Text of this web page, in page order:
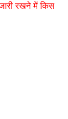
रखने में किस